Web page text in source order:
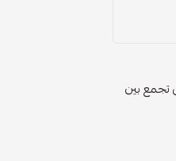
تجمع بين